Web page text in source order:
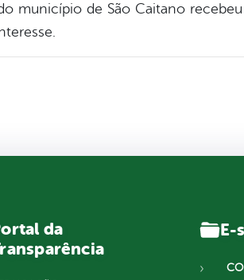
município de São Caitano
da
E-